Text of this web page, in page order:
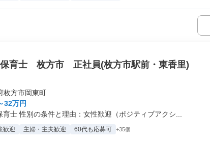
保育士 枚方市 正社員(枚方市駅前・東香里)
枚方市岡東町
32万円
士 性別の条件と理由：女性歓迎（ポジティブアクシ...
歓迎 主婦・主夫歓迎 60代も応募可 +35個